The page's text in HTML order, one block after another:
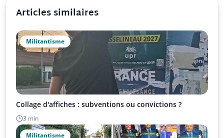
Articles similaires
Militantisme
Collage d'affiches : subventions ou convictions ?
3 min
Militantisme